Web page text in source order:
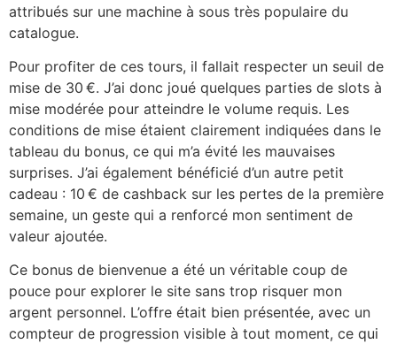
attribués sur une machine à sous très populaire du
catalogue.
Pour profiter de ces tours, il fallait respecter un seuil de
mise de 30 €. J’ai donc joué quelques parties de slots à
mise modérée pour atteindre le volume requis. Les
conditions de mise étaient clairement indiquées dans le
tableau du bonus, ce qui m’a évité les mauvaises
surprises. J’ai également bénéficié d’un autre petit
cadeau : 10 € de cashback sur les pertes de la première
semaine, un geste qui a renforcé mon sentiment de
valeur ajoutée.
Ce bonus de bienvenue a été un véritable coup de
pouce pour explorer le site sans trop risquer mon
argent personnel. L’offre était bien présentée, avec un
compteur de progression visible à tout moment, ce qui